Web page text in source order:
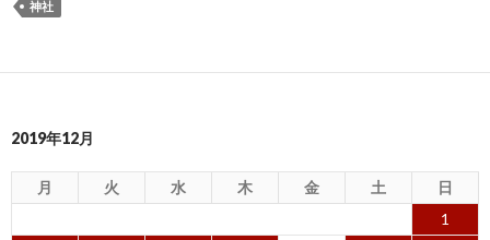
神社
2019年12月
月 火 水 木 金 土
日
1